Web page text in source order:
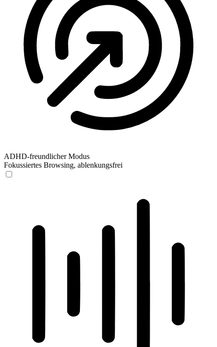
ADHD-freundlicher Modus
Fokussiertes Browsing, ablenkungsfrei